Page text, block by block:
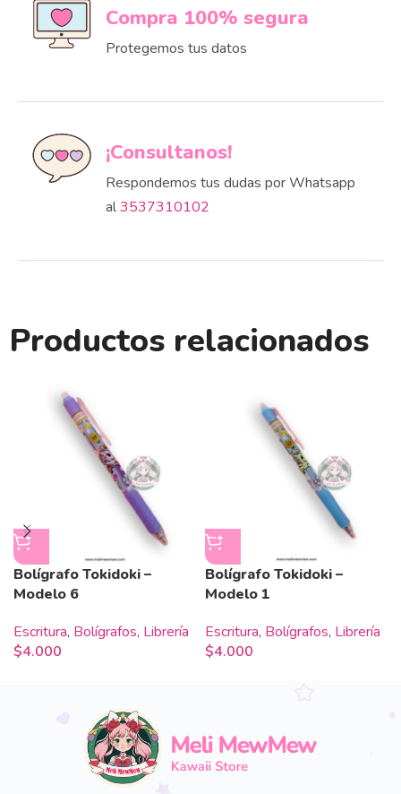
Compra 100% segura
Protegemos tus datos
¡Consultanos!
Respondemos tus dudas por Whatsapp
al3537310102
Productos relacionados
Bolígrafo Tokidoki –
Modelo 6
Escritura, Bolígrafos, Librería
$4.000
Bolígrafo Tokidoki –
Modelo 1
Escritura, Bolígrafos, Librería
$4.000